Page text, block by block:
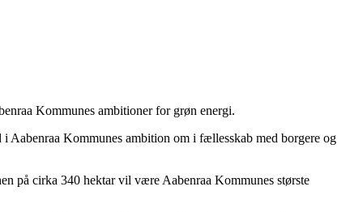
Kommunes ambitioner for grøn energi.
Kommunes ambition om i fællesskab med borgere og
på cirka 340 hektar vil være Aabenraa Kommunes største